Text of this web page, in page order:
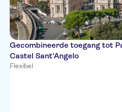
Gecombineerde toegang tot
Castel Sant'Angelo
Flexibel